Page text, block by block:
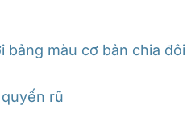
bảng màu cơ bản chia đôi
rũ